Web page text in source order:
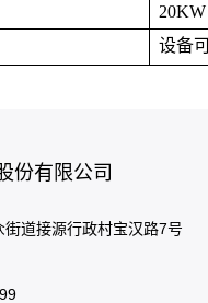
20KW
设备
份有限公司
道接源行政村宝汉路7号